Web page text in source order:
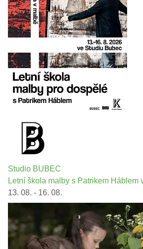
Studio BUBEC
Letní škola malby s Patrikem Háblem
13. 08. - 16. 08.